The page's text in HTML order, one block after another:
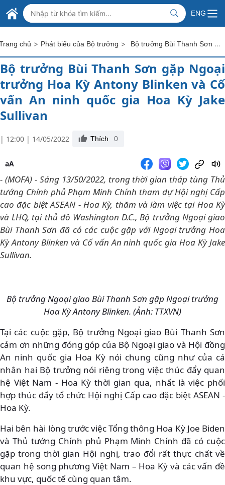
Skip to Main Content
BỘ NGOẠI GIAO VIỆT NAM
MINISTRY OF FOREIGN AFFAIRS
ENG
chủ > Phát biểu của Bộ trưởng > Bộ trưởng Bùi Thanh Sơn gặp Ngoại trưởng Hoa Kỳ Antony Blinken và Cố vấn An ninh quốc gia Hoa Kỳ Jake Sullivan
Bộ trưởng Bùi Thanh Sơn gặp Ngoại
trưởng Hoa Kỳ Antony Blinken và Cố
vấn An ninh quốc gia Hoa Kỳ Jake
Sullivan
| 12:00 | 14/05/2022 Thích 0
aA
- (MOFA) - Sáng 13/50/2022, trong thời gian tháp tùng Thủ
tướng Chính phủ Phạm Minh Chính tham dự Hội nghị Cấp
cao đặc biệt ASEAN - Hoa Kỳ, thăm và làm việc tại Hoa Kỳ
và LHQ, tại thủ đô Washington D.C., Bộ trưởng Ngoại giao
Bùi Thanh Sơn đã có các cuộc gặp với Ngoại trưởng Hoa
Kỳ Antony Blinken và Cố vấn An ninh quốc gia Hoa Kỳ Jake
Sullivan.
Bộ trưởng Ngoại giao Bùi Thanh Sơn gặp Ngoại trưởng
Hoa Kỳ Antony Blinken. (Ảnh: TTXVN)
Tại các cuộc gặp, Bộ trưởng Ngoại giao Bùi Thanh Sơn
cảm ơn những đóng góp của Bộ Ngoại giao và Hội đồng
An ninh quốc gia Hoa Kỳ nói chung cũng như của cá
nhân hai Bộ trưởng nói riêng trong việc thúc đẩy quan
hệ Việt Nam - Hoa Kỳ thời gian qua, nhất là việc phối
hợp thúc đẩy tổ chức Hội nghị Cấp cao đặc biệt ASEAN -
Hoa Kỳ.
Hai bên hài lòng trước việc Tổng thông Hoa Kỳ Joe Biden
và Thủ tướng Chính phủ Phạm Minh Chính đã có cuộc
gặp trong thời gian Hội nghị, trao đổi rất thực chất về
quan hệ song phương Việt Nam – Hoa Kỳ và các vấn đề
khu vực, quốc tế cùng quan tâm.